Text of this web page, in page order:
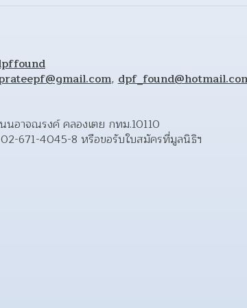
,
อาจณรงค์ คลองเตย กทม.10110
671-4045-8 หรือขอรับใบสมัครที่มูลนิธิฯ